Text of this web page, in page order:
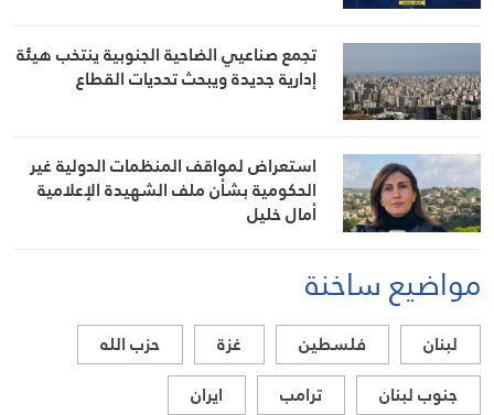
تجمع صناعيي الضاحية الجنوبية ينتخب هيئة
إدارية جديدة ويبحث تحديات القطاع
استعراض لمواقف المنظمات الدولية غير
الحكومية بشأن ملف الشهيدة الإعلامية
أمال خليل
مواضيع ساخنة
لبنان فلسطين غزة
حزب الله
جنوب لبنان
ترامب
ايران